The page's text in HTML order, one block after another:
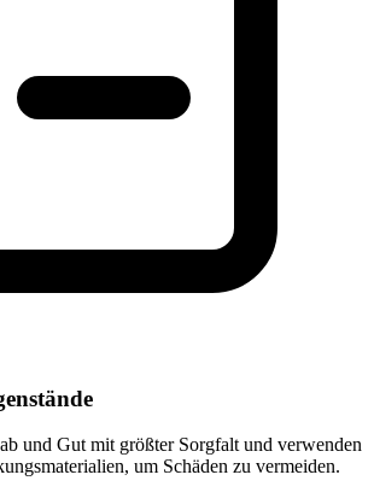
und Gut mit größter Sorgfalt und verwenden
um Schäden zu vermeiden.